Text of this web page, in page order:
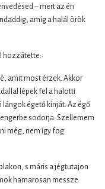
– mert az én
amíg a halál örök
hozzátette:
amit most érzek. Akkor
lépek fel a halotti
égető kínját. Az égő
sodorja. Szellemem
még, nem így fog
s máris a jégtutajon
hamarosan messze